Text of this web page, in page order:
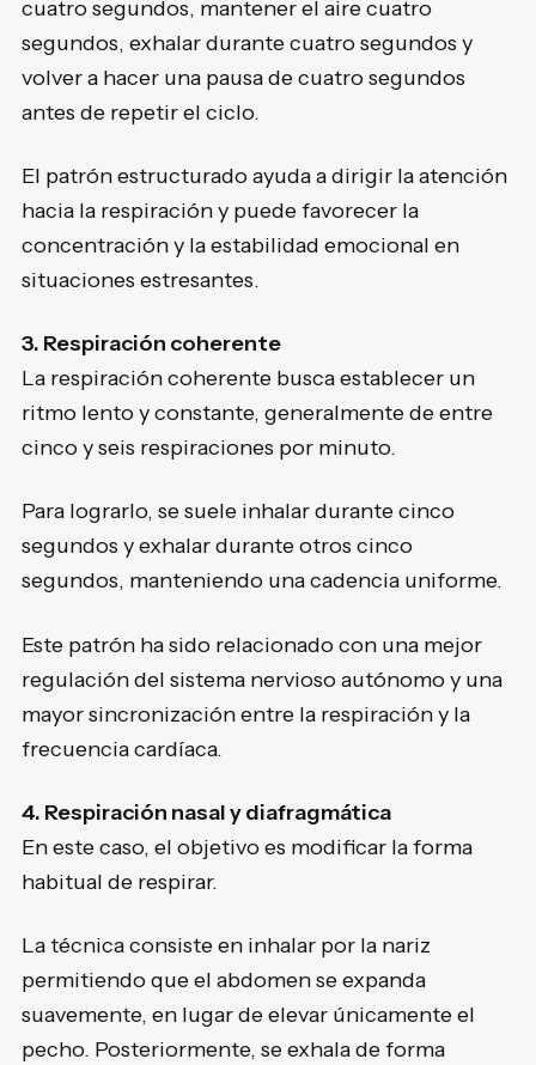
cuatro segundos, mantener el aire cuatro
segundos, exhalar durante cuatro segundos y
volver a hacer una pausa de cuatro segundos
antes de repetir el ciclo.
El patrón estructurado ayuda a dirigir la atención
hacia la respiración y puede favorecer la
concentración y la estabilidad emocional en
situaciones estresantes.
3. Respiración coherente
La respiración coherente busca establecer un
ritmo lento y constante, generalmente de entre
cinco y seis respiraciones por minuto.
Para lograrlo, se suele inhalar durante cinco
segundos y exhalar durante otros cinco
segundos, manteniendo una cadencia uniforme.
Este patrón ha sido relacionado con una mejor
regulación del sistema nervioso autónomo y una
mayor sincronización entre la respiración y la
frecuencia cardíaca.
4. Respiración nasal y diafragmática
En este caso, el objetivo es modificar la forma
habitual de respirar.
La técnica consiste en inhalar por la nariz
permitiendo que el abdomen se expanda
suavemente, en lugar de elevar únicamente el
pecho. Posteriormente, se exhala de forma